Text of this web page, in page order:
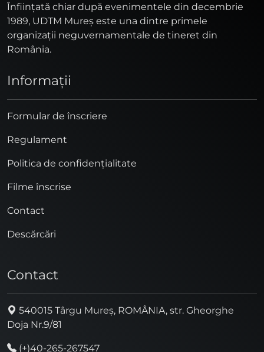
Înfiinţată chiar după evenimentele din decembrie
1989, UDTM Mureş este una dintre primele
organizaţii neguvernamentale de tineret din
România.
Informaţii
Formular de înscriere
Regulament
Politica de confidențialitate
Filme înscrise
Contact
Descărcări
Contact
540015 Târgu Mureș, ROMÂNIA, str. Gheorghe
Doja Nr.9/81
(+)40-265-267547